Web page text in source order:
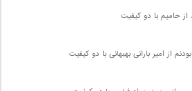
از حامیم با دو کیفیت
از امیر بارانی بهبهانی با دو کیفیت